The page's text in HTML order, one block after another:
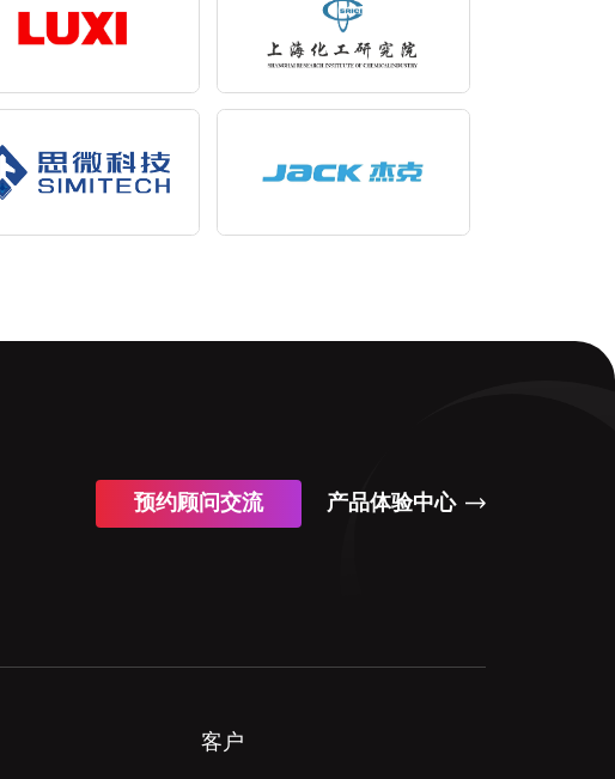
预约顾问交流 产品体验中心
客户